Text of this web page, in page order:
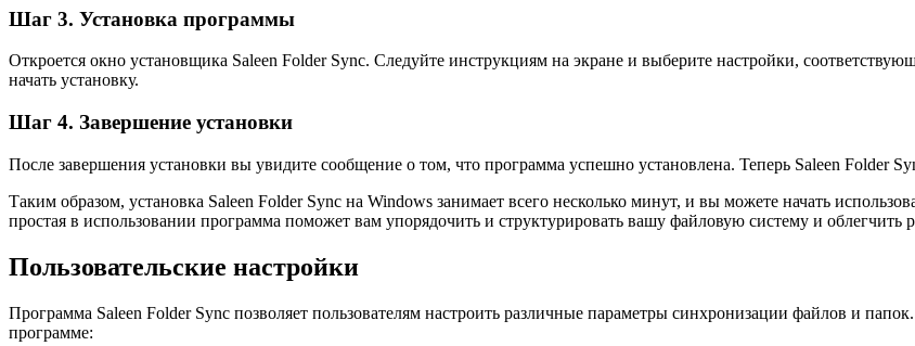
Шаг 3. Установка программы
Откроется окно установщика Saleen Folder Sync. Следуйте инструкциям на экране и выберите настройки,
начать установку.
Шаг 4. Завершение установки
После завершения установки вы увидите сообщение о том, что программа успешно установлена. Теперь Saleen Folder
Таким образом, установка Saleen Folder Sync на Windows занимает всего несколько минут, и вы можете начать
простая в использовании программа поможет вам упорядочить и структурировать вашу файловую систему и облегчить
Пользовательские настройки
Программа Saleen Folder Sync позволяет пользователям настроить различные параметры синхронизации файлов и
программе: